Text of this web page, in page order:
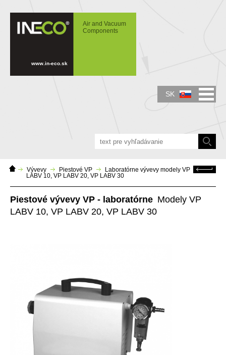
Piestové laboratórne vývevy VPAir and Vacuum
Components
www.in-eco.sk
Domáca
stránka
Vývevy Piestové VP
Laboratórne vývevy modely VP
LABV 10, VP LABV 20, VP LABV 30
Späť
Piestové vývevy VP - laboratórne Modely VP
LABV 10, VP LABV 20, VP LABV 30
SK